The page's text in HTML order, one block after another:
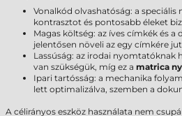
Vonalkód olvashatóság: a
kontrasztot és pontosabb éleket
Magas költség: az íves címkék és a
jelentősen növeli az egy címkére
Lassúság: az irodai nyomtatóknak
van szükségük, míg ez a matrica
Ipari tartósság: a mechanika
lett optimalizálva, szemben a
A célirányos eszköz használata nem